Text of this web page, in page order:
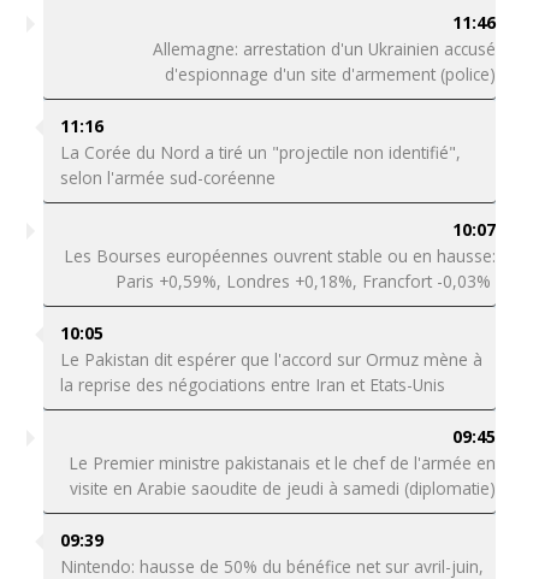
11:46
Allemagne: arrestation d'un Ukrainien accusé
d'espionnage d'un site d'armement (police)
11:16
La Corée du Nord a tiré un "projectile non identifié",
selon l'armée sud-coréenne
10:07
Les Bourses européennes ouvrent stable ou en hausse:
Paris +0,59%, Londres +0,18%, Francfort -0,03%
10:05
Le Pakistan dit espérer que l'accord sur Ormuz mène à
la reprise des négociations entre Iran et Etats-Unis
09:45
Le Premier ministre pakistanais et le chef de l'armée en
visite en Arabie saoudite de jeudi à samedi (diplomatie)
09:39
Nintendo: hausse de 50% du bénéfice net sur avril-juin,